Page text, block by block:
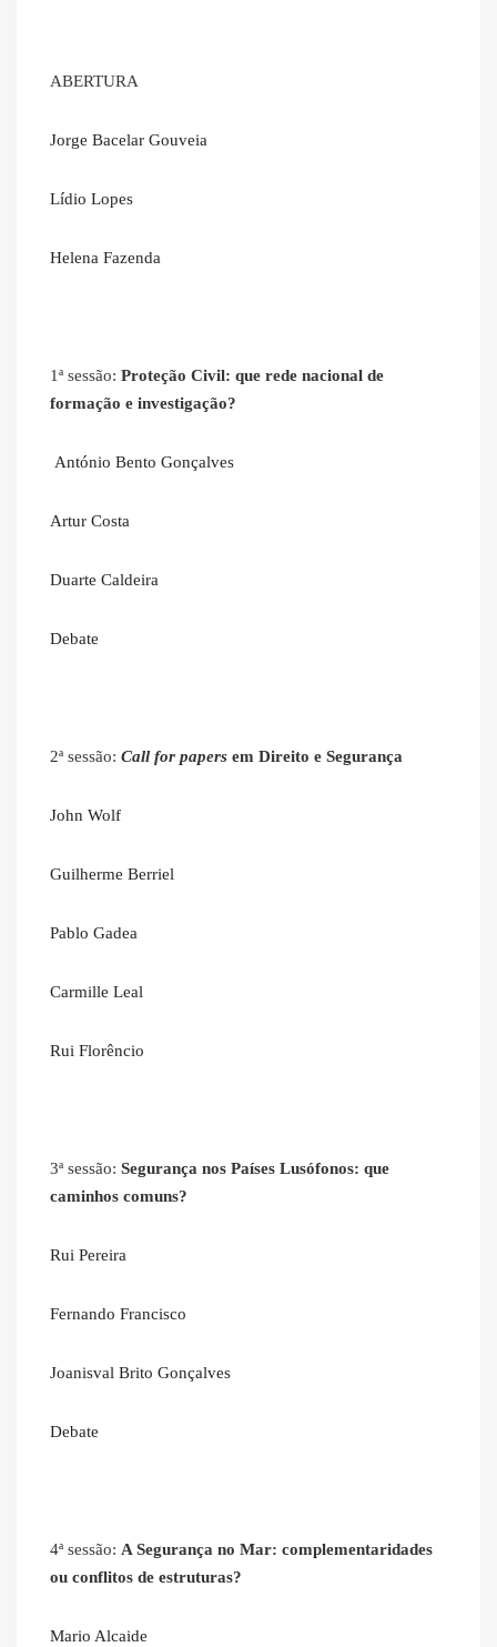
ABERTURA
Jorge Bacelar Gouveia
Lídio Lopes
Helena Fazenda
1ª sessão: Proteção Civil: que rede nacional de
formação e investigação?
António Bento Gonçalves
Artur Costa
Duarte Caldeira
Debate
2ª sessão: Call for papers em Direito e Segurança
John Wolf
Guilherme Berriel
Pablo Gadea
Carmille Leal
Rui Florêncio
3ª sessão: Segurança nos Países Lusófonos: que
caminhos comuns?
Rui Pereira
Fernando Francisco
Joanisval Brito Gonçalves
Debate
4ª sessão: A Segurança no Mar: complementaridades
ou conflitos de estruturas?
Mario Alcaide